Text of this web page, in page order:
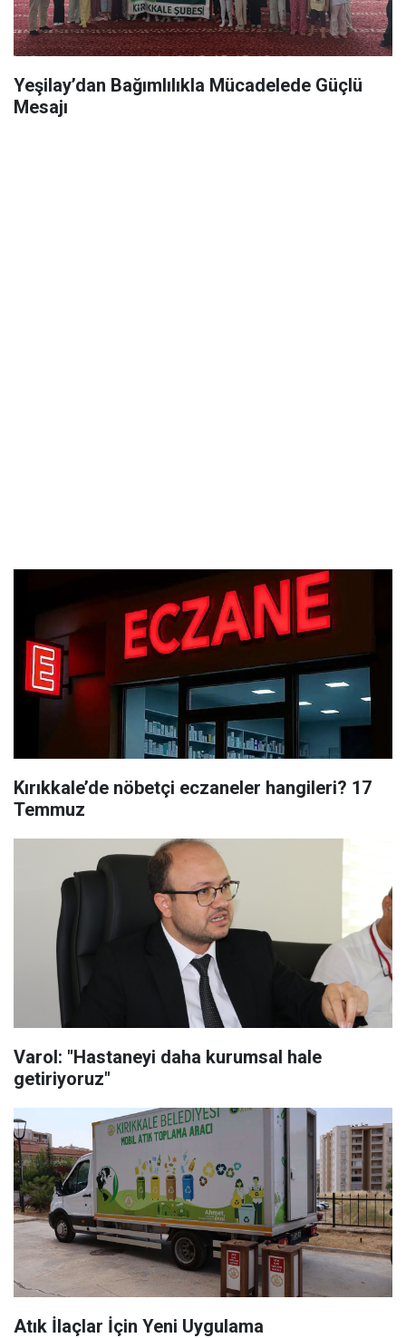
Yeşilay’dan Bağımlılıkla Mücadelede Güçlü
Mesajı
Kırıkkale’de nöbetçi eczaneler hangileri? 17
Temmuz
Varol: "Hastaneyi daha kurumsal hale
getiriyoruz"
Atık İlaçlar İçin Yeni Uygulama